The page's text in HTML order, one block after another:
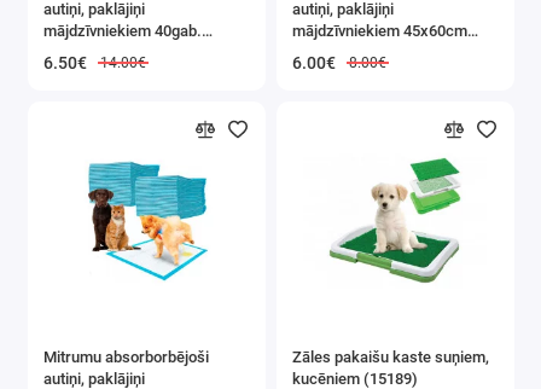
autiņi, paklājiņi
mājdzīvniekiem 40gab.
XJ5209)
6.50€ 14.00€
autiņi, paklājiņi
mājdzīvniekiem 45x60cm
XJ5208)
6.00€ 8.00€
Mitrumu absorborbējoši
autiņi, paklājiņi
Zāles pakaišu kaste suņiem,
kucēniem (15189)